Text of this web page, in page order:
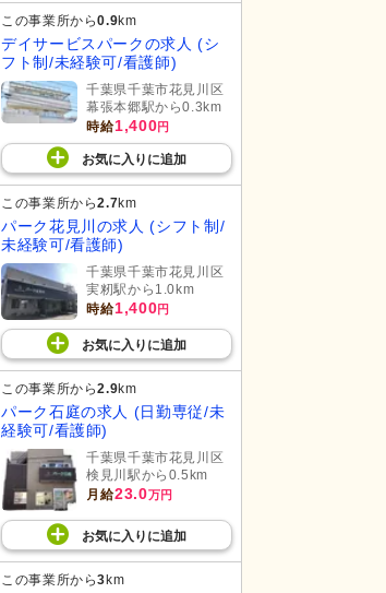
この事業所から0.9km
デイサービスパークの求人 (シ
フト制/未経験可/看護師)
千葉県千葉市花見川区
幕張本郷駅から0.3km
時給1,400円
お気に入り に追加
この事業所から2.7km
パーク花見川の求人 (シフト制/
未経験可/看護師)
千葉県千葉市花見川区
実籾駅から1.0km
時給1,400円
お気に入り に追加
この事業所から2.9km
パーク石庭の求人 (日勤専従/未
経験可/看護師)
千葉県千葉市花見川区
検見川駅から0.5km
月給23.0万円
お気に入り に追加
この事業所から3 km